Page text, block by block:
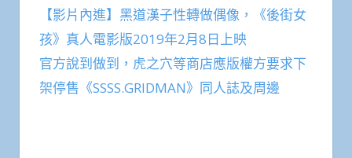
【影片內進】黑道漢子性轉做偶像，《後街女
孩》真人電影版2019年2月8日上映
官方說到做到，虎之穴等商店應版權方要求下
架停售《SSSS.GRIDMAN》同人誌及周邊